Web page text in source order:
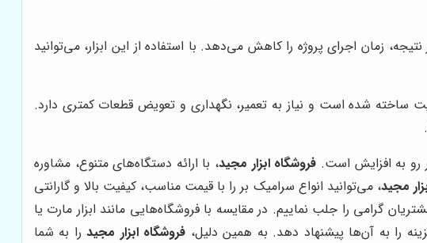
زمان اجرای پروژه را کاهش می‌دهد. با استفاده از این ابزار، می‌توانید
ساخته شده است و نیاز به تعمیر، نگهداری و تعویض قطعات کمتری دارد.
رو به افزایش است. فروشگاه ابزار مجید، با ارائه دستگاه‌های متنوع، مشاوره
مجید، می‌توانید انواع سرامیک بر را با قیمت مناسب، کیفیت بالا و گارانتی
گرامی را جلب نماییم. در مقایسه با فروشگاه‌هایی مانند ابزار مارت یا
را به آن‌ها پیشنهاد دهد. به همین دلیل، فروشگاه ابزار مجیدرا به شما